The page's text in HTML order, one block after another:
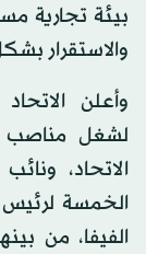
بيئة تجارية
والاستقرار
وأعلن
لشغل مناصب
الاتحاد،
الفيفا، من